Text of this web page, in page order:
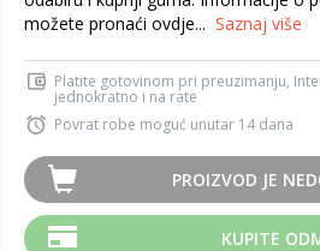
možete pronaći ovdje... Saznaj više
Platite gotovinom pri preuzimanju,
jednokratno i na rate
Povrat robe moguć unutar 14 dana
PROIZVOD JE
KUPITE